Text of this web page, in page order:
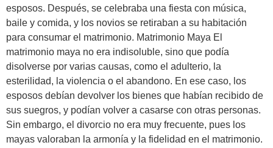
esposos. Después, se celebraba una fiesta con música,
baile y comida, y los novios se retiraban a su habitación
para consumar el matrimonio. Matrimonio Maya El
matrimonio maya no era indisoluble, sino que podía
disolverse por varias causas, como el adulterio, la
esterilidad, la violencia o el abandono. En ese caso, los
esposos debían devolver los bienes que habían recibido de
sus suegros, y podían volver a casarse con otras personas.
Sin embargo, el divorcio no era muy frecuente, pues los
mayas valoraban la armonía y la fidelidad en el matrimonio.